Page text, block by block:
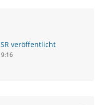
veröffentlicht